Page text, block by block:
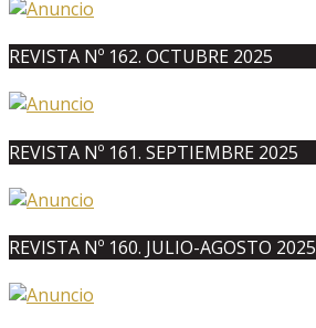
REVISTA Nº 162. OCTUBRE 2025
REVISTA Nº 161. SEPTIEMBRE 2025
REVISTA Nº 160. JULIO-AGOSTO 2025